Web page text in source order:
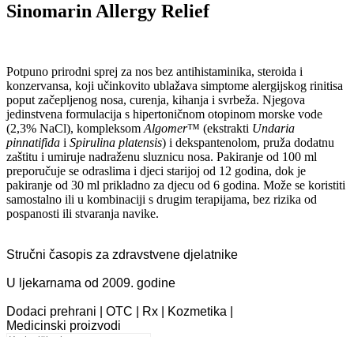
Sinomarin Allergy Relief
Potpuno prirodni sprej za nos bez antihistaminika, steroida i
konzervansa, koji učinkovito ublažava simptome alergijskog rinitisa
poput začepljenog nosa, curenja, kihanja i svrbeža. Njegova
jedinstvena formulacija s hipertoničnom otopinom morske vode
(2,3% NaCl), kompleksom Algomer™ (ekstrakti Undaria
pinnatifida i Spirulina platensis) i dekspantenolom, pruža dodatnu
zaštitu i umiruje nadraženu sluznicu nosa. Pakiranje od 100 ml
preporučuje se odraslima i djeci starijoj od 12 godina, dok je
pakiranje od 30 ml prikladno za djecu od 6 godina. Može se koristiti
samostalno ili u kombinaciji s drugim terapijama, bez rizika od
pospanosti ili stvaranja navike.​
Stručni časopis za zdravstvene djelatnike
U ljekarnama od 2009. godine
Dodaci prehrani | OTC | Rx | Kozmetika |
Medicinski proizvodi